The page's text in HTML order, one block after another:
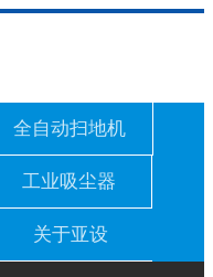
全自动扫地机
工业吸尘器
关于亚设